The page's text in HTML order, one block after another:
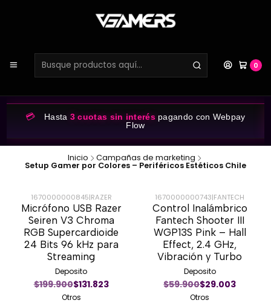
0
💳 Hasta 3 cuotas sin interéspagando con Webpay
Flow
Inicio Campañas de marketing
Setup Gamer por Colores – Periféricos Estéticos Chile
-32%
1670000000845|RAZER
Micrófono USB Razer
Seiren V3 Chroma
RGB Supercardioide
24 Bits 96 kHz para
Streaming
Deposito
$199.900$131.823
Otros
-50%
1670000000743|FANTECH
Control Inalámbrico
Fantech Shooter III
WGP13S Pink – Hall
Effect, 2.4 GHz,
Vibración y Turbo
Deposito
$59.900$29.003
Otros